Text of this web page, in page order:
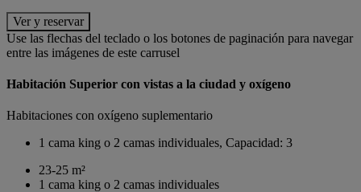
Ver y reservar
Use las flechas del teclado o los botones de paginación para navegar
entre las imágenes de este carrusel
Habitación Superior con vistas a la ciudad y oxígeno
Habitaciones con oxígeno suplementario
1 cama king o 2 camas individuales, Capacidad: 3
23-25 m²
1 cama king o 2 camas individuales